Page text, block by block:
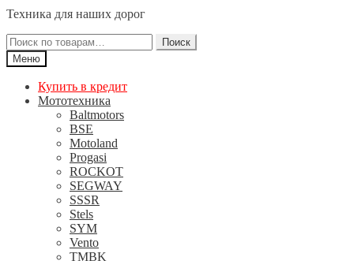
Техника для наших дорог
Искать:
Поиск
Меню
Купить в кредит
Мототехника
Baltmotors
BSE
Motoland
Progasi
ROCKOT
SEGWAY
SSSR
Stels
SYM
Vento
TMBK